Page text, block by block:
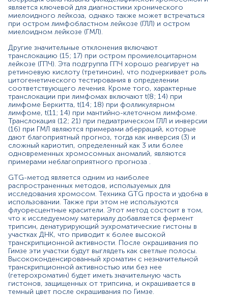
активности. После окрашивания по Гимзе эти участки
будут выглядеть как светлые полосы.
Высококонденсированный хроматин с незначительной
транскрипционной активностью или без нее
(гетерохроматин) будет иметь значительную часть
гистонов, защищенных от трипсина, и окрашивается в
темный цвет после окрашивания по Гимзе.
В конечном итоге образуется кариограмма,
используемая для обнаружения хромосомных
аберраций.
Показания к назначению:
Диагностика онкогематологических заболеваний
(хронический миелоидный лейкоз, лимфомы,
множественная миелома);
определение стадии, типа, подтипа
онкопатологии кроветворной системы;
Обследование лиц с отягощенным семейным
анамнезом, в отношении онкогематологических
заболеваний;
Дифференциальная диагностика
злокачественных онкозаболеваний
кроветворной системы и других патологий;
оценка прогноза заболевания;
Выбор подходящих схем исцеления
онкогематологических болезней.
Материал
является ключевой для диагностики хронического
миелоидного лейкоза, однако также может встречаться
при остром лимфобластном лейкозе (ГЛЛ) и остром
миелоидном лейкозе (ГМЛ).
Другие значительные отклонения включают
транслокацию (15; 17) при остром промиелоцитарном
лейкозе (ГПЧ). Эта подгруппа ГПЧ хорошо реагирует на
ретиноевую кислоту (третиноин), что подчеркивает роль
цитогенетического тестирования в определении
соответствующего лечения. Кроме того, характерные
транслокации при лимфомах включают t(8; 14) при
лимфоме Беркитта, t(14; 18) при фолликулярном
лимфоме, t(11; 14) при мантийно-клеточном лимфоме.
Транслокация (12; 21) при педиатрическом ГЛЛ и инверсии
(16) при ГМЛ являются примерами аберраций, которые
дают благоприятный прогноз, тогда как инверсия (3) и
сложный кариотип, определенный как 3 или более
одновременных хромосомных аномалий, являются
примерами неблагоприятного прогноза .
GTG-метод является одним из наиболее
распространенных методов, используемых для
исследования хромосом. Техника GTG проста и удобна в
использовании. Также при этом не используются
флуоресцентные красители. Этот метод состоит в том,
что к исследуемому материалу добавляется фермент
трипсин, денатурирующий эухроматические гистоны в
участках ДНК, что приводит к более высокой
транскрипционной активности. После окрашивания по
Гимзе эти участки будут выглядеть как светлые полосы.
Высококонденсированный хроматин с незначительной
транскрипционной активностью или без нее
(гетерохроматин) будет иметь значительную часть
гистонов, защищенных от трипсина, и окрашивается в
темный цвет после окрашивания по Гимзе.